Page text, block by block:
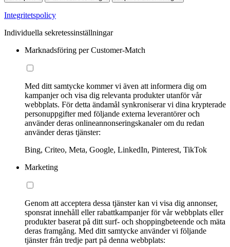
Integritetspolicy
Individuella sekretessinställningar
Marknadsföring per Customer-Match
Med ditt samtycke kommer vi även att informera dig om
kampanjer och visa dig relevanta produkter utanför vår
webbplats. För detta ändamål synkroniserar vi dina krypterade
personuppgifter med följande externa leverantörer och
använder deras onlineannonseringskanaler om du redan
använder deras tjänster:
Bing, Criteo, Meta, Google, LinkedIn, Pinterest, TikTok
Marketing
Genom att acceptera dessa tjänster kan vi visa dig annonser,
sponsrat innehåll eller rabattkampanjer för vår webbplats eller
produkter baserat på ditt surf- och shoppingbeteende och mäta
deras framgång. Med ditt samtycke använder vi följande
tjänster från tredje part på denna webbplats: